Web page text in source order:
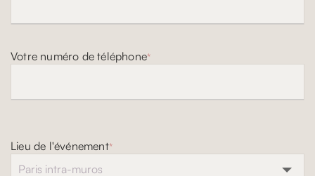
Votre numéro de téléphone*
Lieu de l'événement*